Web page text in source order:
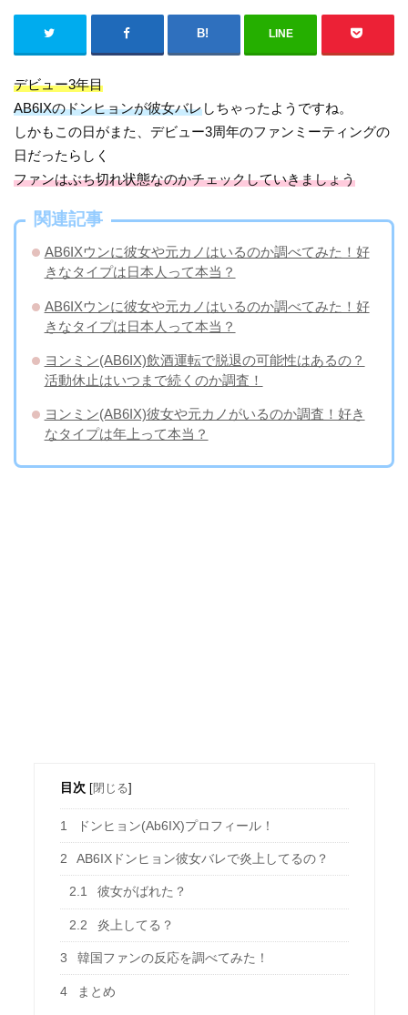
LINE
デビュー3年目
AB6IXのドンヒョンが彼女バレしちゃったようですね。
しかもこの日がまた、デビュー3周年のファンミーティングの
日だったらしく
ファンはぶち切れ状態なのかチェックしていきましょう
関連記事
AB6IXウンに彼女や元カノはいるのか調べてみた！好
きなタイプは日本人って本当？
AB6IXウンに彼女や元カノはいるのか調べてみた！好
きなタイプは日本人って本当？
ヨンミン(AB6IX)飲酒運転で脱退の可能性はあるの？
活動休止はいつまで続くのか調査！
ヨンミン(AB6IX)彼女や元カノがいるのか調査！好き
なタイプは年上って本当？
目次 [閉じる]
1 ドンヒョン(Ab6IX)プロフィール！
2 AB6IXドンヒョン彼女バレで炎上してるの？
2.1 彼女がばれた？
2.2 炎上してる？
3 韓国ファンの反応を調べてみた！
4 まとめ